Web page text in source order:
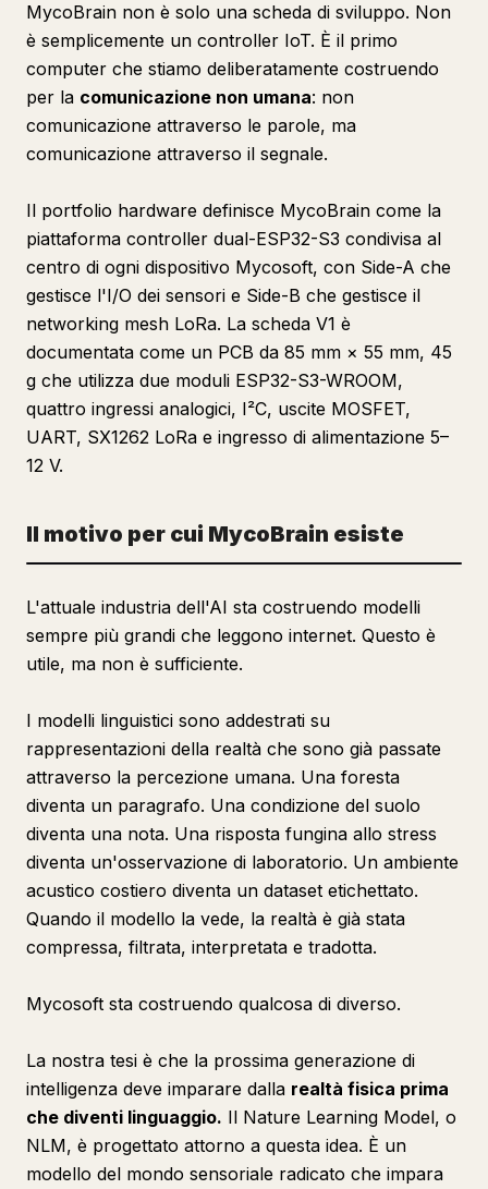
MycoBrain non è solo una scheda di sviluppo. Non
è semplicemente un controller IoT. È il primo
computer che stiamo deliberatamente costruendo
per la comunicazione non umana: non
comunicazione attraverso le parole, ma
comunicazione attraverso il segnale.
Il portfolio hardware definisce MycoBrain come la
piattaforma controller dual-ESP32-S3 condivisa al
centro di ogni dispositivo Mycosoft, con Side-A che
gestisce l'I/O dei sensori e Side-B che gestisce il
networking mesh LoRa. La scheda V1 è
documentata come un PCB da 85 mm × 55 mm, 45
g che utilizza due moduli ESP32-S3-WROOM,
quattro ingressi analogici, I²C, uscite MOSFET,
UART, SX1262 LoRa e ingresso di alimentazione 5–
12 V.
Il motivo per cui MycoBrain esiste
L'attuale industria dell'AI sta costruendo modelli
sempre più grandi che leggono internet. Questo è
utile, ma non è sufficiente.
I modelli linguistici sono addestrati su
rappresentazioni della realtà che sono già passate
attraverso la percezione umana. Una foresta
diventa un paragrafo. Una condizione del suolo
diventa una nota. Una risposta fungina allo stress
diventa un'osservazione di laboratorio. Un ambiente
acustico costiero diventa un dataset etichettato.
Quando il modello la vede, la realtà è già stata
compressa, filtrata, interpretata e tradotta.
Mycosoft sta costruendo qualcosa di diverso.
La nostra tesi è che la prossima generazione di
intelligenza deve imparare dalla realtà fisica prima
che diventi linguaggio. Il Nature Learning Model, o
NLM, è progettato attorno a questa idea. È un
modello del mondo sensoriale radicato che impara